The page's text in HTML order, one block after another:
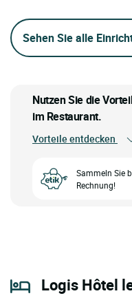
Sehen Sie alle
Nutzen Sie die
im Restaurant.
Vorteile entdecken
Sammeln Sie
Rechnung!
Logis Hôtel